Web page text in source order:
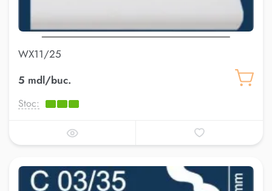
WX11/25
5 mdl/buc.
Stoc: